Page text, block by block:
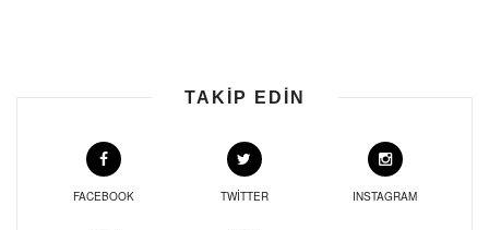
TAKIP EDIN
FACEBOOK TWITTER INSTAGRAM